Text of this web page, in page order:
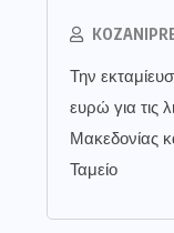
Την
ευρώ για τις
Μακεδονίας
Ταμείο